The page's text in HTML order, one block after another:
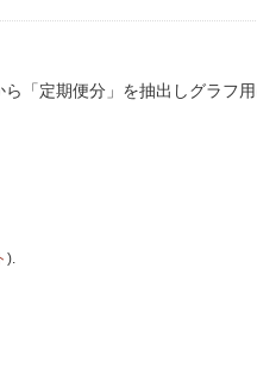
「定期便分」を抽出しグラフ
).